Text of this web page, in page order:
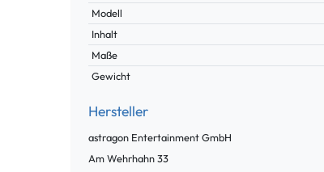
Modell
Inhalt
Maße
Gewicht
Hersteller
astragon Entertainment GmbH
Am Wehrhahn33